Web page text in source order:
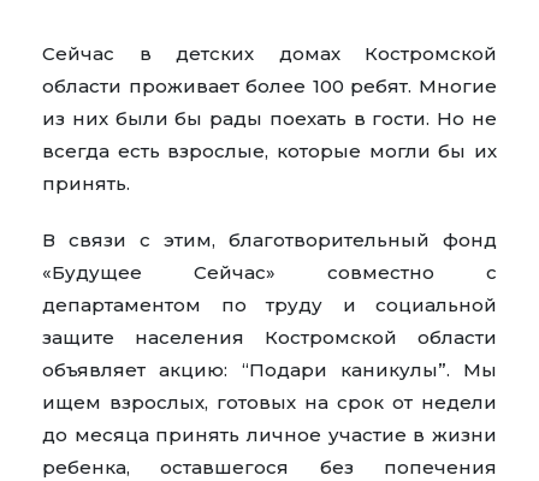
Сейчас в детских домах Костромской
области проживает более 100 ребят. Многие
из них были бы рады поехать в гости. Но не
всегда есть взрослые, которые могли бы их
принять.
В связи с этим, благотворительный фонд
«Будущее Сейчас» совместно с
департаментом по труду и социальной
защите населения Костромской области
объявляет акцию: “Подари каникулы”. Мы
ищем взрослых, готовых на срок от недели
до месяца принять личное участие в жизни
ребенка, оставшегося без попечения